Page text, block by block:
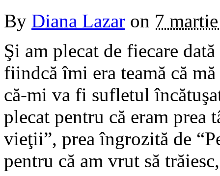
By Diana Lazar on 7
Şi am plecat de fiecare
fiindcă îmi era teamă că
că-mi va fi sufletul
plecat pentru că eram prea
vieţii”, prea îngrozită de
pentru că am vrut să